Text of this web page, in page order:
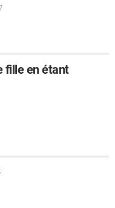
fille en étant